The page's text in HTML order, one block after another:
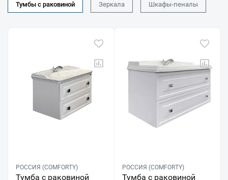
Тумбы с раковиной Зеркала Шкафы-пеналы
РОССИЯ (COMFORTY)
Тумба с раковиной
РОССИЯ (COMFORTY)
Тумба с раковиной